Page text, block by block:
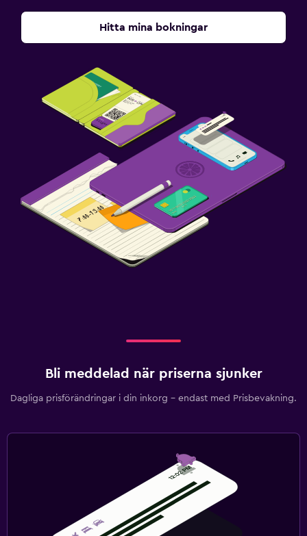
Hitta mina bokningar
Bli meddelad när priserna sjunker
Dagliga prisförändringar i din inkorg – endast med Prisbevakning.